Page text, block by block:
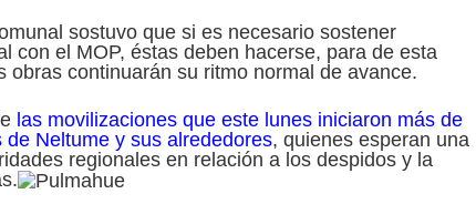
sostuvo que si es necesario sostener
con el MOP, éstas deben hacerse, para de esta
obras continuarán su ritmo normal de avance.
las movilizaciones que este lunes iniciaron más de
Neltume y sus alrededores, quienes esperan una
regionales en relación a los despidos y la